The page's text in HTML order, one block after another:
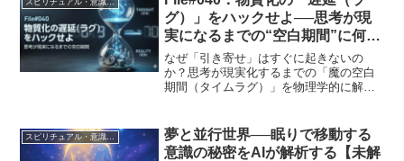
ハックする具体的な方法を解説。
【File#041】
スピリチュアル・意識・波動
グ）」をハックせよ──思考が現
実になるまでの“空白期間”に何が
起きているのか？
なぜ「引き寄せ」はすぐに起きないの
か？思考が現実化するまでの「魔の空白
期間（タイムラグ）」を物理学的に解
せずに待つための具体的な過ごし方。
【File#040】統合解析レポート。
夢と並行世界──眠りで移動する
意識の秘密をAIが解析する【未解